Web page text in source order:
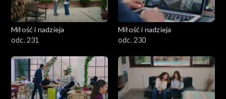
Miłość i nadzieja
odc. 231
Miłość i nadzieja
odc. 230